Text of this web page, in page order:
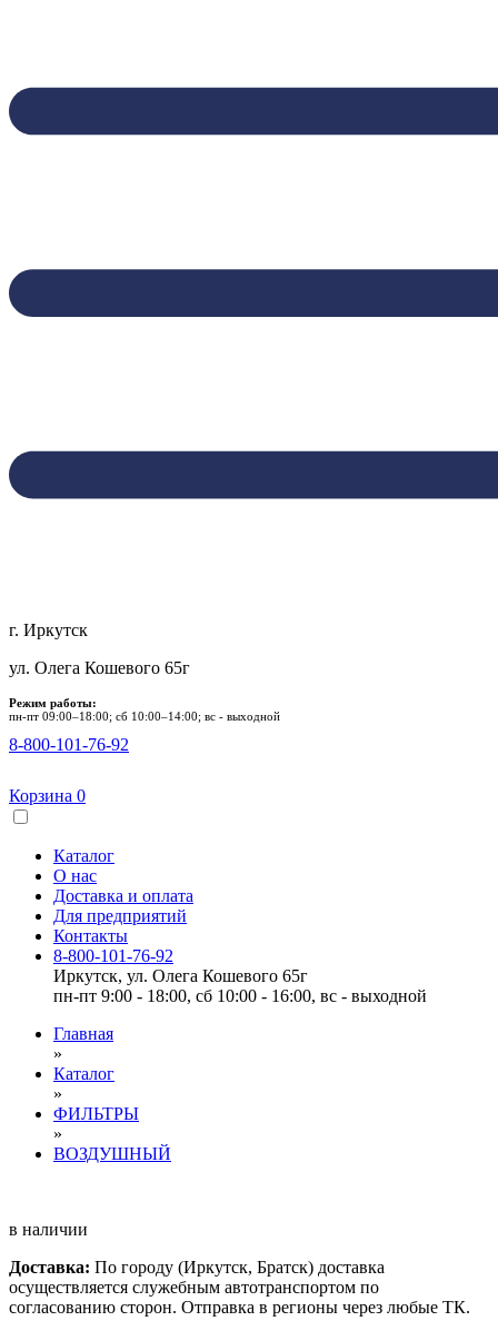
г. Иркутск
ул. Олега Кошевого 65г
Режим работы:
пн-пт 09:00–18:00; сб 10:00–14:00; вс - выходной
8-800-101-76-92
Корзина 0
Каталог
О нас
Доставка и оплата
Для предприятий
Контакты
8-800-101-76-92
Иркутск, ул. Олега Кошевого 65г
пн-пт 9:00 - 18:00, сб 10:00 - 16:00, вс - выходной
Главная
»
Каталог
»
ФИЛЬТРЫ
»
ВОЗДУШНЫЙ
в наличии
Доставка: По городу (Иркутск, Братск) доставка
осуществляется служебным автотранспортом по
согласованию сторон. Отправка в регионы через любые ТК.